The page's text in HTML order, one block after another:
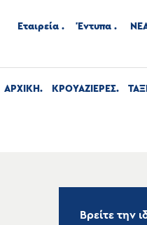
Εταιρεία Έντυπα
ΑΡΧΙΚΉ ΚΡΟΥΑΖΙΕΡΕΣ
Βρείτε την